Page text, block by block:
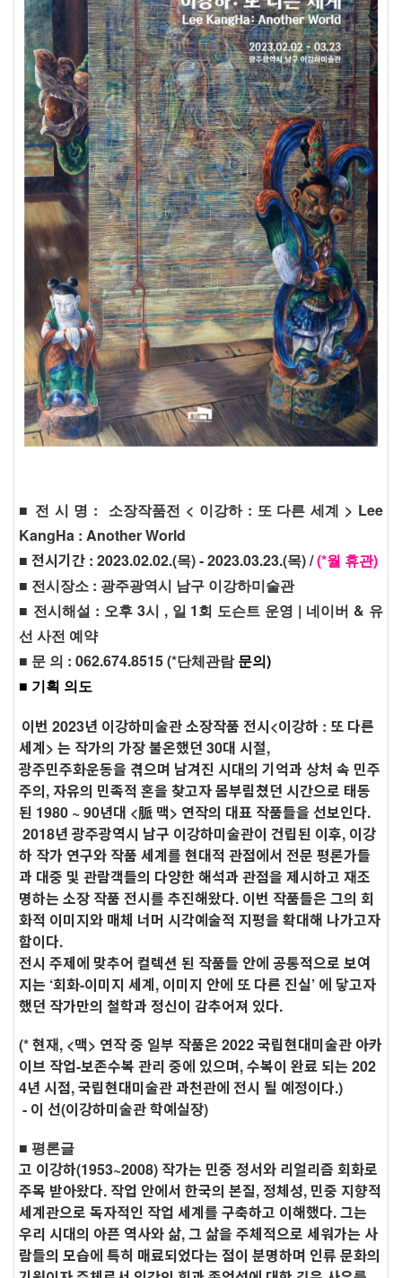
■ 전 시 명 : 소장작품전 < 이강하 : 또 다른 세계 > Lee
KangHa : Another World
■ 전시기간 : 2023.02.02.(목) - 2023.03.23.(목)​/(*월 휴관)
■ 전시장소 : 광주광역시 남구 이강하미술관
■ 전시해설 : 오후 3시 , 일 1회 도슨트 운영 | 네이버 & 유
선 사전 예약
■ 문 의 : 062.674.8515 (*단체관람문의)
■ 기획 의도
이번 2023년 이강하미술관 소장작품 전시<이강하 : 또 다른
세계> 는 작가의 가장 불온했던 30대 시절,
광주민주화운동을 겪으며 남겨진 시대의 기억과 상처 속 민주
주의, 자유의 민족적 혼을 찾고자 몸부림쳤던 시간으로 태동
된 1980 ~ 90년대 <脈 맥> 연작의 대표 작품들을 선보인다.
2018년 광주광역시 남구 이강하미술관이 건립된 이후, 이강
하 작가 연구와 작품 세계를 현대적 관점에서 전문 평론가들
과 대중 및 관람객들의 다양한 해석과 관점을 제시하고 재조
명하는 소장 작품 전시를 추진해왔다. 이번 작품들은 그의 회
화적 이미지와 매체 너머 시각예술적 지평을 확대해 나가고자
함이다.
전시 주제에 맞추어 컬렉션 된 작품들 안에 공통적으로 보여
지는 ‘회화-이미지 세계, 이미지 안에 또 다른 진실’ 에 닿고자
했던 작가만의 철학과 정신이 감추어져 있다.
(* 현재, <맥> 연작 중 일부 작품은 2022 국립현대미술관 아카
이브 작업-보존수복 관리 중에 있으며, 수복이 완료 되는 202
4년 시점, 국립현대미술관 과천관에 전시 될 예정이다.)
- 이 선(이강하미술관 학예실장)
■ 평론글
고 이강하(1953~2008) 작가는 민중 정서와 리얼리즘 회화로
주목 받아왔다. 작업 안에서 한국의 본질, 정체성, 민중 지향적
세계관으로 독자적인 작업 세계를 구축하고 이해했다. 그는
우리 시대의 아픈 역사와 삶, 그 삶을 주체적으로 세워가는 사
람들의 모습에 특히 매료되었다는 점이 분명하며 인류 문화의